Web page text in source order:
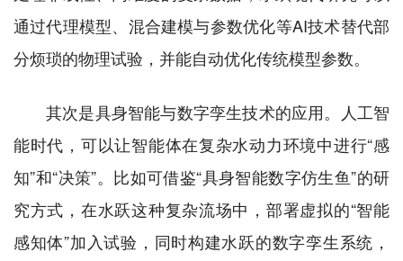
通过代理模型、混合建模与参数优化等AI技术替代部
分烦琐的物理试验，并能自动优化传统模型参数。
其次是具身智能与数字孪生技术的应用。人工智
能时代，可以让智能体在复杂水动力环境中进行“感
知”和“决策”。比如可借鉴“具身智能数字仿生鱼”的研
究方式，在水跃这种复杂流场中，部署虚拟的“智能
感知体”加入试验，同时构建水跃的数字孪生系统，